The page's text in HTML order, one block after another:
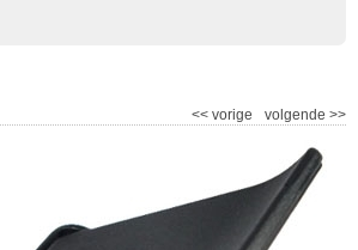
volgende >>
<< vorige